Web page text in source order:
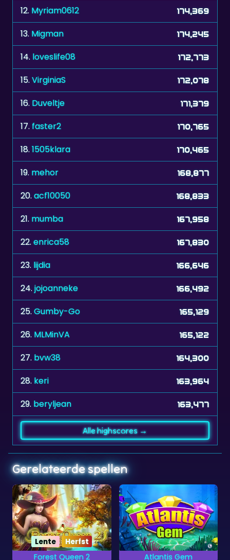
13. Migman 174,245
14.loveslife08 172,773
15. VirginiaS 172,078
16. Duveltje 171,379
17. faster2 170,765
18. 1505klara 170,465
19. mehor 168,877
20.acf10050 168,833
21. mumba 167,958
22.enrica58 167,830
23. lijdia 166,646
24.jojoanneke 166,492
25. Gumby-Go 165,129
26. MLMinVA 165,122
27. bvw38 164,300
28. keri 163,964
29. beryljean 163,477
Gerelateerde spellen
Atlantis Gem Snow Queen 5
Winter